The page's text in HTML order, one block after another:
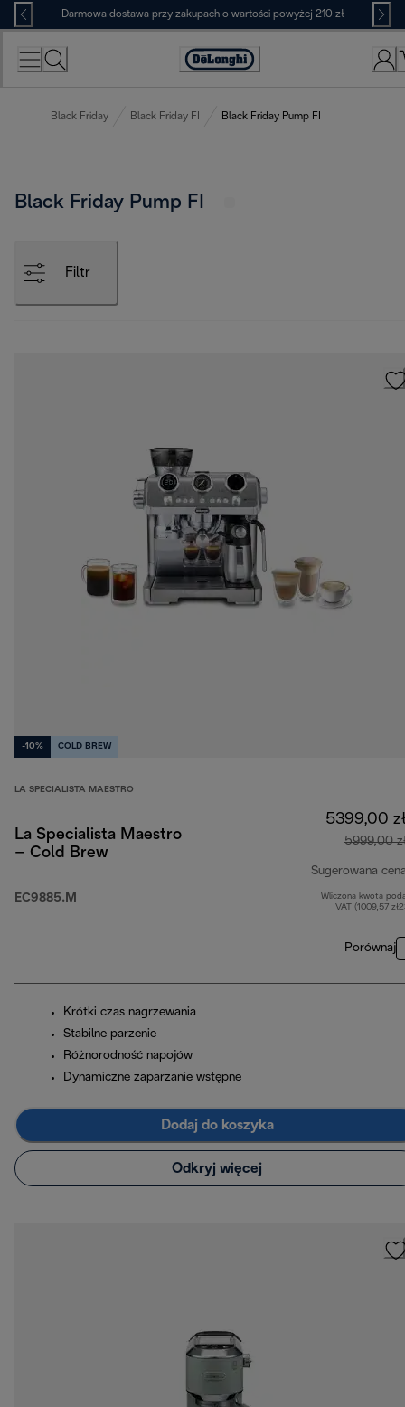
Skip
to
Content
Darmowa dostawa przy zakupach o wartości powyżej 210 zł
Deklaracja
Black Friday Black Friday FI Black Friday Pump FI
Black Friday Pump FI
Filtr
-10% COLD BREW
LA SPECIALISTA MAESTRO
La Specialista Maestro
– Cold Brew
EC9885.M
5399,00
5999,00
Sugerowana
Wliczona kwota
VAT (1009,57
Porównaj
Krótki czas nagrzewania
Stabilne parzenie
Różnorodność napojów
Dynamiczne zaparzanie wstępne
Dodaj do koszyka
Odkryj więcej